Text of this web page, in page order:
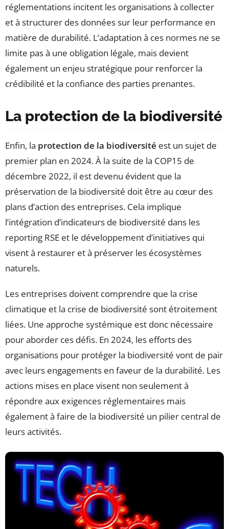
réglementations incitent les organisations à collecter
et à structurer des données sur leur performance en
matière de durabilité. L’adaptation à ces normes ne se
limite pas à une obligation légale, mais devient
également un enjeu stratégique pour renforcer la
crédibilité et la confiance des parties prenantes.
La protection de la biodiversité
Enfin, la protection de la biodiversité est un sujet de
premier plan en 2024. À la suite de la COP15 de
décembre 2022, il est devenu évident que la
préservation de la biodiversité doit être au cœur des
plans d’action des entreprises. Cela implique
l’intégration d’indicateurs de biodiversité dans les
reporting RSE et le développement d’initiatives qui
visent à restaurer et à préserver les écosystèmes
naturels.
Les entreprises doivent comprendre que la crise
climatique et la crise de biodiversité sont étroitement
liées. Une approche systémique est donc nécessaire
pour aborder ces défis. En 2024, les efforts des
organisations pour protéger la biodiversité vont de pair
avec leurs engagements en faveur de la durabilité. Les
actions mises en place visent non seulement à
répondre aux exigences réglementaires mais
également à faire de la biodiversité un pilier central de
leurs activités.